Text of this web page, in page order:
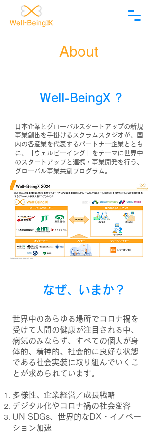
​About
Well-BeingX ?
日本企業とグローバルスタートアップの新規
事業創出を手掛けるスクラムスタジオが、国
内の各産業を代表するパートナー企業ととも
に、「ウェルビーイング」をテーマに世界中
のスタートアップと連携・事業開発を行う、
グローバル事業共創プログラム。
​なぜ、いまか？
世界中のあらゆる場所でコロナ禍を
受けて人間の健康が注目される中、
病気のみならず、すべての個人が身
体的、精神的、社会的に良好な状態
である社会実装に取り組んでいくこ
とが求められています。
多様性、企業経営／成長戦略
デジタル化やコロナ禍の社会変容
UN SDGs、世界的なDX・イノベー
ション加速